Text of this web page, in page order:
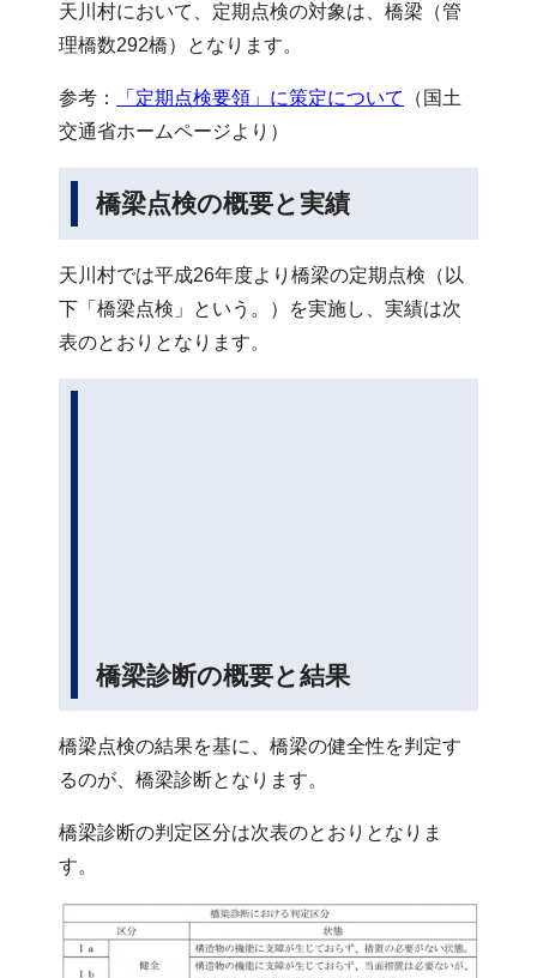
天川村において、定期点検の対象は、橋梁（管
理橋数292橋）となります。
参考： 「定期点検要領」に策定について
（国土
交通省ホームページより）
橋梁点検の概要と実績
天川村では平成26年度より橋梁の定期点検（以
下「橋梁点検」という。）を実施し、実績は次
表のとおりとなります。
橋梁診断の概要と結果
橋梁点検の結果を基に、橋梁の健全性を判定す
るのが、橋梁診断となります。
橋梁診断の判定区分は次表のとおりとなりま
す。